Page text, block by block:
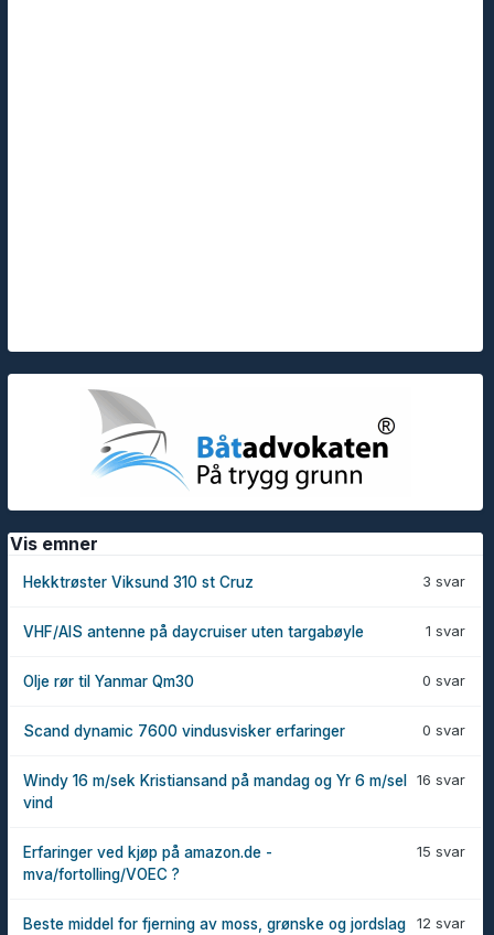
Vis emner
3 svar
Hekktrøster Viksund 310 st Cruz
1 svar
VHF/AIS antenne på daycruiser uten targabøyle
0 svar
Olje rør til Yanmar Qm30
0 svar
Scand dynamic 7600 vindusvisker erfaringer
16 svar
Windy 16 m/sek Kristiansand på mandag og Yr 6 m/sel
vind
15 svar
Erfaringer ved kjøp på amazon.de -
mva/fortolling/VOEC ?
12 svar
Beste middel for fjerning av moss, grønske og jordslag